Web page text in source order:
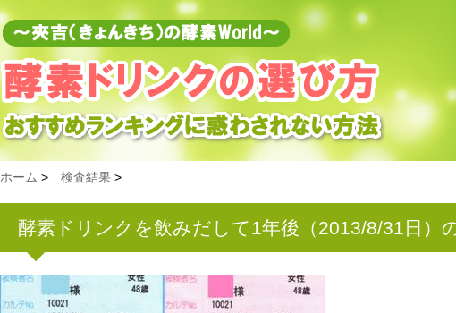
ホーム > 検査結果 >
酵素ドリンクを飲みだして1年後（2013/8/31日）